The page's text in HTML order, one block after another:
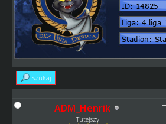
Szukaj
ADM_Henrik
Tutejszy